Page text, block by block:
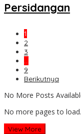
Persidangan
1
2
3
…
9
Berikutnya
No More Posts
No more pages to load.
View More